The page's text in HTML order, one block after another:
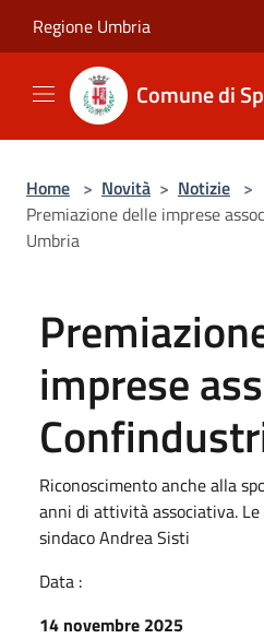
Regione Umbria
Comune di
Home > Novità > Notizie >
Premiazione delle imprese
Umbria
imprese
Riconoscimento anche alla
anni di attività associativa.
sindaco Andrea Sisti
Data :
14 novembre 2025